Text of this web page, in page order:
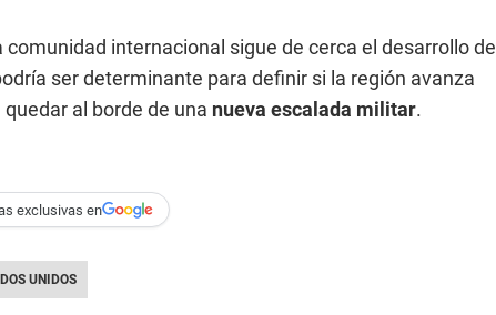
internacional sigue de cerca el desarrollo de
ser determinante para definir si la región avanza
al borde de una nueva escalada militar.
exclusivas en
UNIDOS